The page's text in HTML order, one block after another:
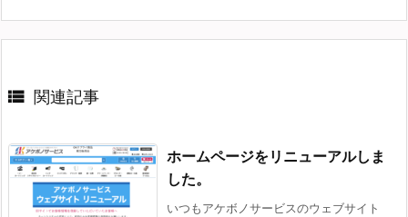
 関連記事
ホームページをリニューアルしま
した。
いつもアケボノサービスのウェブサイト